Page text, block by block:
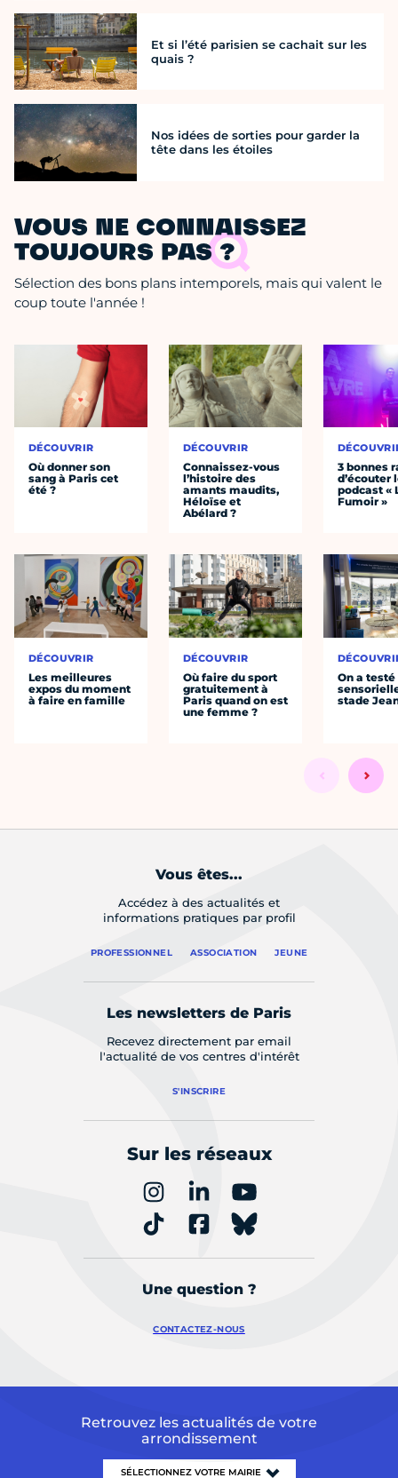
Et si l’été parisien se cachait sur les
quais ?
Nos idées de sorties pour garder la
tête dans les étoiles
VOUS NE CONNAISSEZ
TOUJOURS PAS ?
Sélection des bons plans intemporels, mais qui valent le
coup toute l'année !
DÉCOUVRIR
Où donner son
sang à Paris cet
été ?
DÉCOUVRIR
Les meilleures
expos du moment
à faire en famille
DÉCOUVRIR
Connaissez-vous
l’histoire des
amants maudits,
Héloïse et
Abélard ?
DÉCOUVRIR
Où faire du sport
gratuitement à
Paris quand on est
une femme ?
3 bonnes
d’écouter
podcast «
Fumoir »
On a
stade
Vous êtes...
Accédez à des actualités et
informations pratiques par profil
PROFESSIONNEL ASSOCIATION JEUNE
Les newsletters de Paris
Recevez directement par email
l'actualité de vos centres d'intérêt
S'INSCRIRE
Sur les réseaux
Une question ?
CONTACTEZ-NOUS
Retrouvez les actualités de votre
arrondissement